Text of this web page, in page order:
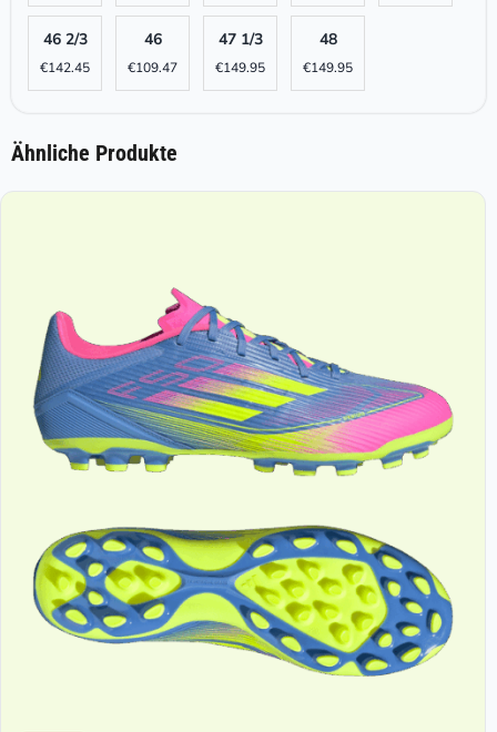
46 2/3
€142.45
46
€109.47
47 1/3
€149.95
48
€149.95
Ähnliche Produkte